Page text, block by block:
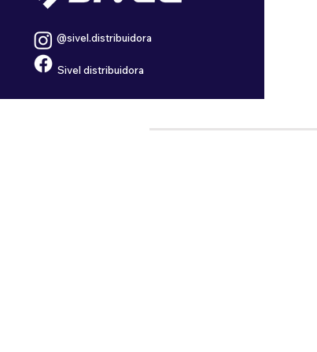
@sivel.distribuidora
Sivel distribuidora